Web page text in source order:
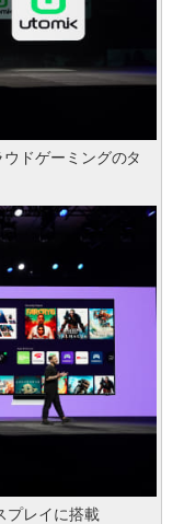
ドゲーミングのタ
プレイに搭載